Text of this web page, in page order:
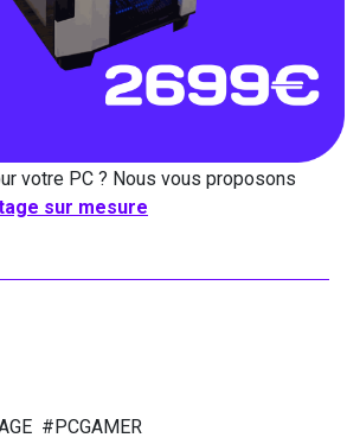
votre PC ? Nous vous proposons
sur mesure
#PCGAMER